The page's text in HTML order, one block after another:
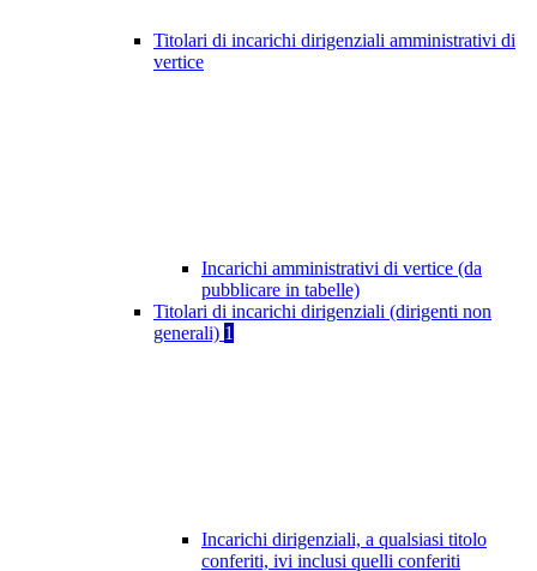
Titolari di incarichi dirigenziali amministrativi di
vertice
Incarichi amministrativi di vertice (da
pubblicare in tabelle)
Titolari di incarichi dirigenziali (dirigenti non
generali) 1
Incarichi dirigenziali, a qualsiasi titolo
conferiti, ivi inclusi quelli conferiti